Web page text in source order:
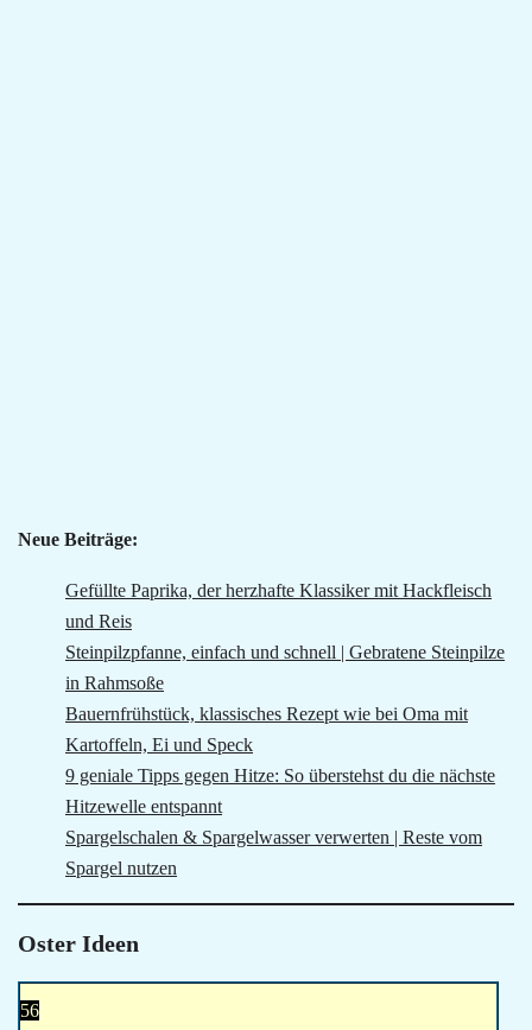
Neue Beiträge:
Gefüllte Paprika, der herzhafte Klassiker mit Hackfleisch
und Reis
Steinpilzpfanne, einfach und schnell | Gebratene Steinpilze
in Rahmsoße
Bauernfrühstück, klassisches Rezept wie bei Oma mit
Kartoffeln, Ei und Speck
9 geniale Tipps gegen Hitze: So überstehst du die nächste
Hitzewelle entspannt
Spargelschalen & Spargelwasser verwerten | Reste vom
Spargel nutzen
Oster Ideen
56